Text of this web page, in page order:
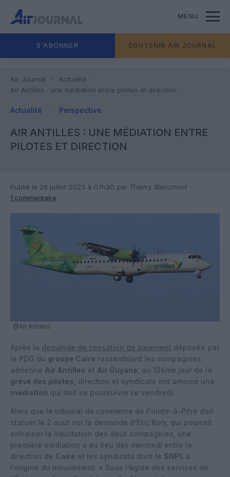
MENU
S'ABONNER SOUTENIR AIR JOURNAL
Air Journal
Actualité
Air Antilles : une médiation entre pilotes et direction
Actualité Perspective
AIR ANTILLES : UNE MÉDIATION ENTRE
PILOTES ET DIRECTION
Publié le 28 juillet 2023 à 07h30 par Thierry Blancmont
1 commentaire
@Air Antilles
Après la demande de cessation de paiement déposée par
le PDG du groupe Caire rassemblant les compagnies
aérienne Air Antilles et Air Guyane , au 12ème jour de la
grève des pilotes , direction et syndicats ont amorcé une
médiation qui doit se poursuivre ce vendredi.
Alors que le tribunal de commerce de Pointe-à-Pitre doit
statuer le 2 aout sur la demande d’Eric Kory, qui pourrait
entrainer la liquidation des deux compagnies, une
première médiation a eu lieu dès mercredi entre la
direction de Caire et les syndicats dont le SNPL à
l’origine du mouvement. « Sous l’égide des services de